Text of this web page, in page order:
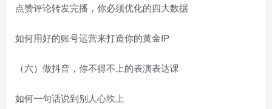
点赞评论转发完播，你必须优化的四大数据
如何用好的账号运营来打造你的黄金IP
（六）做抖音，你不得不上的表演表达课
如何一句话说到别人心坎上